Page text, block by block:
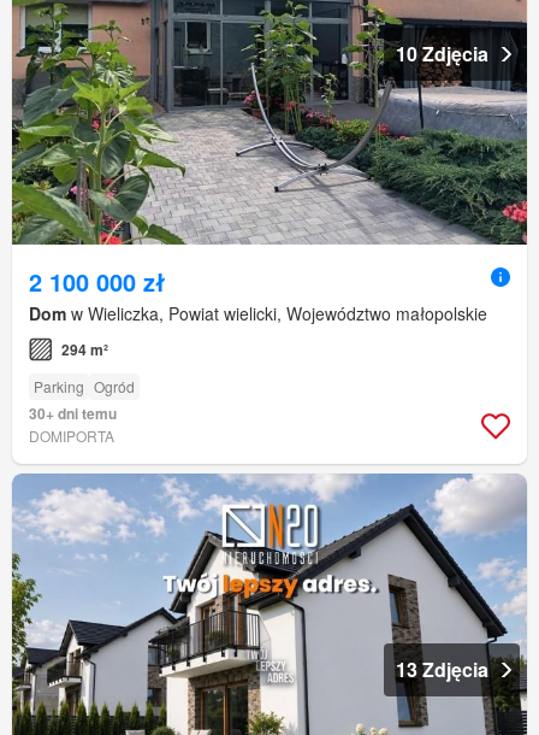
10 Zdjęcia
2 100 000 zł
Dom w Wieliczka, Powiat wielicki, Województwo małopolskie
294 m²
Parking Ogród
30+ dni temu
DOMIPORTA
13 Zdjęcia